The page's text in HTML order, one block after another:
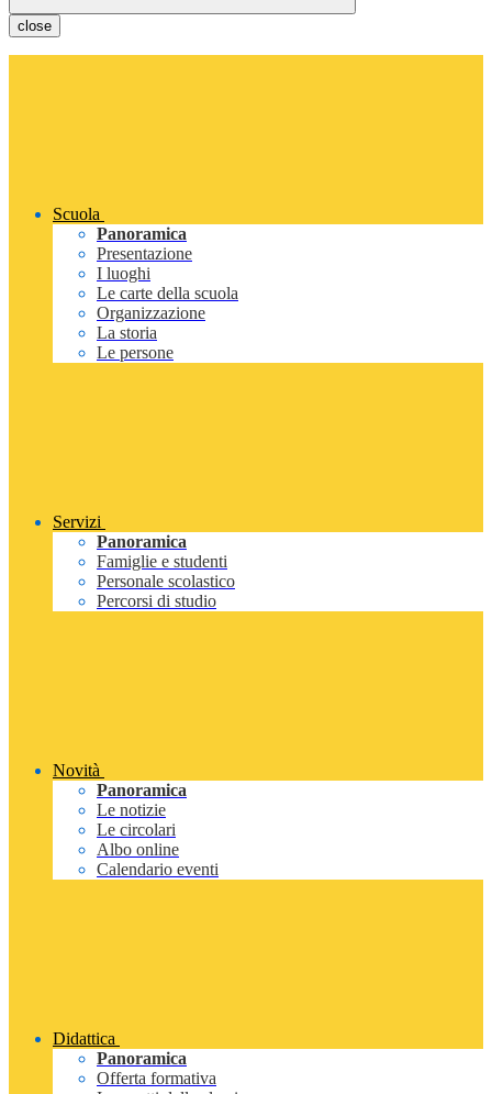
close
Scuola
Panoramica
Presentazione
I luoghi
Le carte della scuola
Organizzazione
La storia
Le persone
Servizi
Panoramica
Famiglie e studenti
Personale scolastico
Percorsi di studio
Novità
Panoramica
Le notizie
Le circolari
Albo online
Calendario eventi
Didattica
Panoramica
Offerta formativa